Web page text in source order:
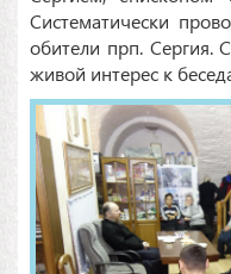
Систематически
обители прп. Сергия.
живой интерес к